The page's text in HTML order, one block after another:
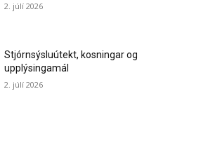
2. júlí 2026
Stjórnsýsluútekt, kosningar og
upplýsingamál
2. júlí 2026